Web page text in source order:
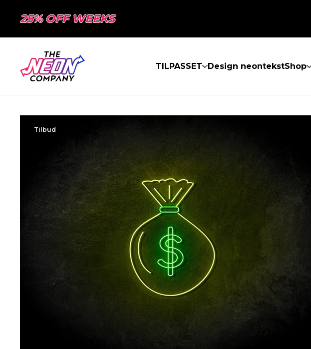
25% OFF WEEKS
TILPASSET Design neontekstShop
Tilbud